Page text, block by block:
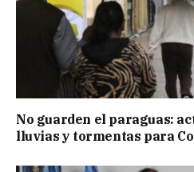
No guarden el paraguas:
lluvias y tormentas para